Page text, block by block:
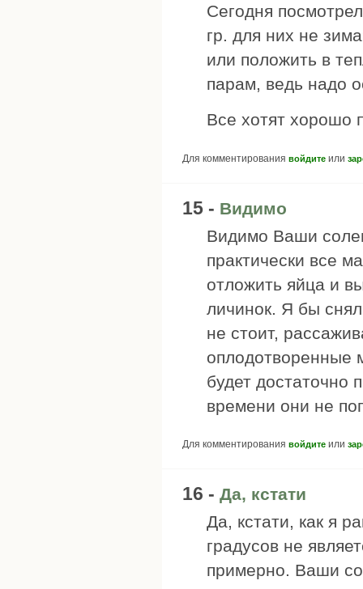
Сегодня
гр. для них не
или положить в
парам, ведь надо
Все хотят хорошо
Для комментирования войдите или
15 - Видимо
Видимо Ваши
практически все
отложить яйца и
личинок. Я бы
не стоит,
оплодотворенные
будет достаточно
времени они не
Для комментирования войдите или
16 - Да, кстати
Да, кстати, как я
градусов не
примерно. Ваши